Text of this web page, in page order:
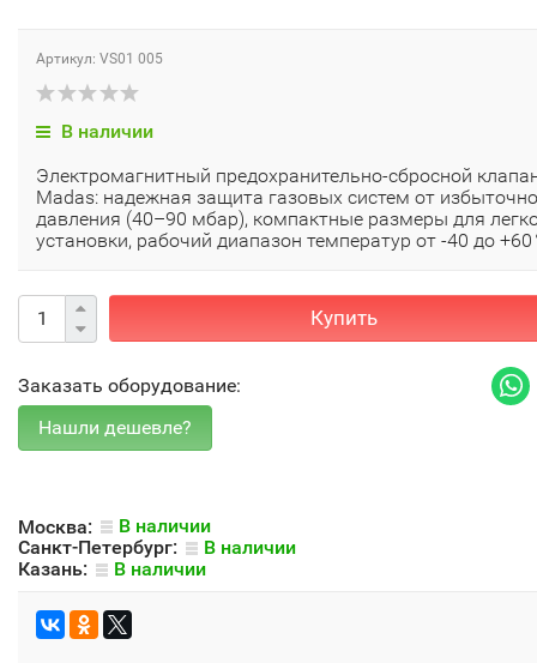
Артикул: VS01 005
В наличии
Электромагнитный предохранительно-сбросной
Madas: надежная защита газовых систем от
давления (40–90 мбар), компактные размеры для
установки, рабочий диапазон температур от -40 до +60
Купить
Заказать оборудование:
Москва:
В наличии
Санкт-Петербург:
В наличии
Казань:
В наличии